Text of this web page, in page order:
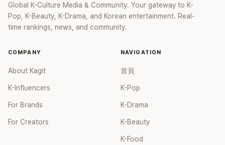
受網友喜愛，再度迎來事業第二春。
Global K-Culture Media & Community. Your gateway to K-
Pop, K-Beauty, K-Drama, and Korean entertainment. Real-
time rankings, news, and community.
COMPANY
About Kagit
K-Influencers
For Brands
For Creators
NAVIGATION
首頁
K-Pop
K-Drama
K-Beauty
K-Food